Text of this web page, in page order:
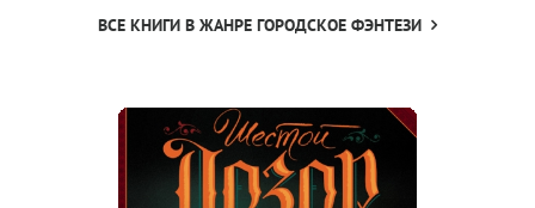
ВСЕ КНИГИ В ЖАНРЕ ГОРОДСКОЕ ФЭНТЕЗИ